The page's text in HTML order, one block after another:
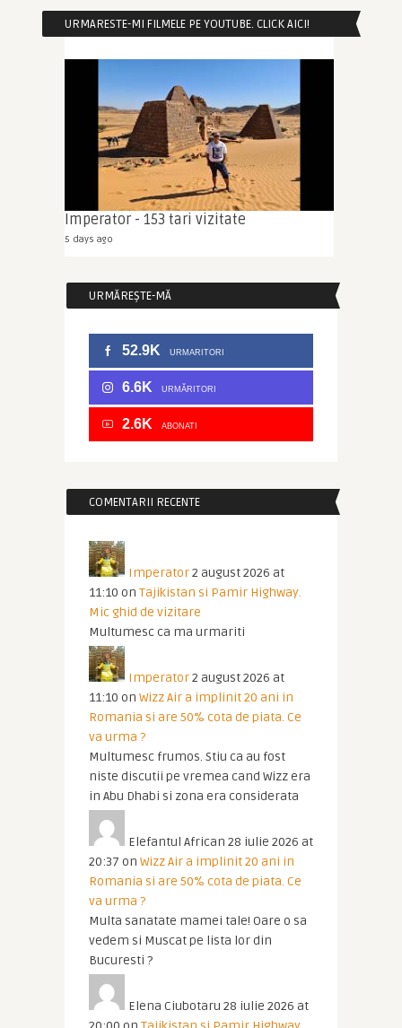
URMARESTE-MI FILMELE PE YOUTUBE. CLICK AICI!
Imperator - 153 tari vizitate
5 days ago
URMĂREȘTE-MĂ
52.9K URMARITORI
6.6K URMĂRITORI
2.6K ABONATI
COMENTARII RECENTE
Imperator2 august 2026 at
11:10 on Tajikistan si Pamir Highway.
Mic ghid de vizitare
Multumesc ca ma urmariti
Imperator2 august 2026 at
11:10 on Wizz Air a implinit 20 ani in
Romania si are 50% cota de piata. Ce
va urma ?
Multumesc frumos. Stiu ca au fost
niste discutii pe vremea cand Wizz era
in Abu Dhabi si zona era considerata
Elefantul African 28 iulie 2026 at
20:37 on Wizz Air a implinit 20 ani in
Romania si are 50% cota de piata. Ce
va urma ?
Multa sanatate mamei tale! Oare o sa
vedem si Muscat pe lista lor din
Bucuresti ?
Elena Ciubotaru 28 iulie 2026 at